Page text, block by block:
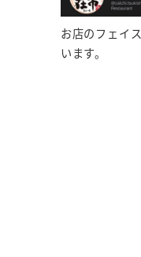
お店のフェイ
います。